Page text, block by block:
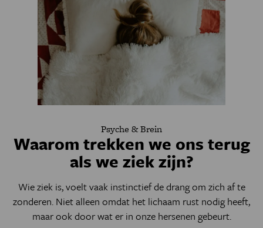
Psyche & Brein
Waarom trekken we ons terug
als we ziek zijn?
Wie ziek is, voelt vaak instinctief de drang om zich af te
zonderen. Niet alleen omdat het lichaam rust nodig heeft,
maar ook door wat er in onze hersenen gebeurt.